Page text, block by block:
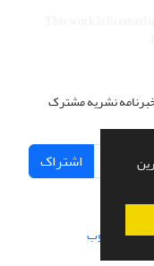
نشریه مشترک
اشتراک
از سیناوب